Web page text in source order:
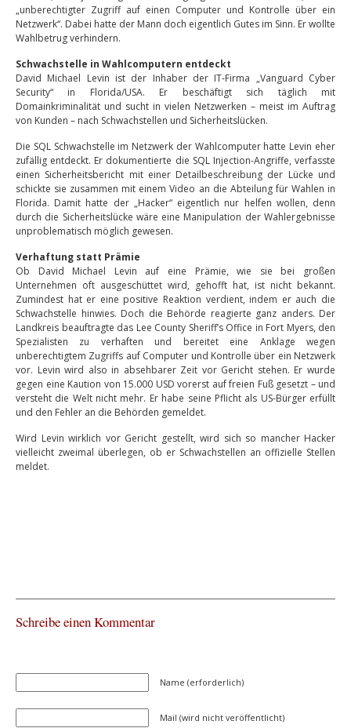
„unberechtigter Zugriff auf einen Computer und Kontrolle über ein
Netzwerk“. Dabei hatte der Mann doch eigentlich Gutes im Sinn. Er wollte
Wahlbetrug verhindern.
Schwachstelle in Wahlcomputern entdeckt
David Michael Levin ist der Inhaber der IT-Firma „Vanguard Cyber
Security“ in Florida/USA. Er beschäftigt sich täglich mit
Domainkriminalität und sucht in vielen Netzwerken – meist im Auftrag
von Kunden – nach Schwachstellen und Sicherheitslücken.
Die SQL Schwachstelle im Netzwerk der Wahlcomputer hatte Levin eher
zufällig entdeckt. Er dokumentierte die SQL Injection-Angriffe, verfasste
einen Sicherheitsbericht mit einer Detailbeschreibung der Lücke und
schickte sie zusammen mit einem Video an die Abteilung für Wahlen in
Florida. Damit hatte der „Hacker“ eigentlich nur helfen wollen, denn
durch die Sicherheitslücke wäre eine Manipulation der Wahlergebnisse
unproblematisch möglich gewesen.
Verhaftung statt Prämie
Ob David Michael Levin auf eine Prämie, wie sie bei großen
Unternehmen oft ausgeschüttet wird, gehofft hat, ist nicht bekannt.
Zumindest hat er eine positive Reaktion verdient, indem er auch die
Schwachstelle hinwies. Doch die Behörde reagierte ganz anders. Der
Landkreis beauftragte das Lee County Sheriff’s Office in Fort Myers, den
Spezialisten zu verhaften und bereitet eine Anklage wegen
unberechtigtem Zugriffs auf Computer und Kontrolle über ein Netzwerk
vor. Levin wird also in absehbarer Zeit vor Gericht stehen. Er wurde
gegen eine Kaution von 15.000 USD vorerst auf freien Fuß gesetzt – und
versteht die Welt nicht mehr. Er habe seine Pflicht als US-Bürger erfüllt
und den Fehler an die Behörden gemeldet.
Wird Levin wirklich vor Gericht gestellt, wird sich so mancher Hacker
vielleicht zweimal überlegen, ob er Schwachstellen an offizielle Stellen
meldet.
Schreibe einen Kommentar
Name (erforderlich)
Mail (wird nicht veröffentlicht)